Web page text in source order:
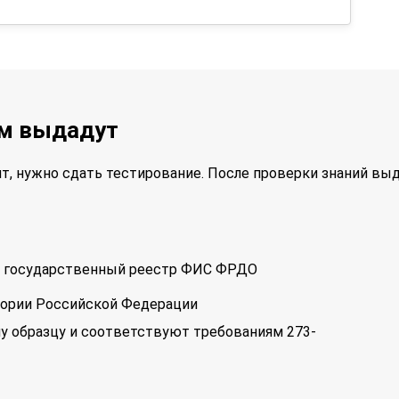
выдадут
нужно сдать тестирование. После проверки знаний
государственный реестр ФИС ФРДО
Российской Федерации
и соответствуют требованиям 273-